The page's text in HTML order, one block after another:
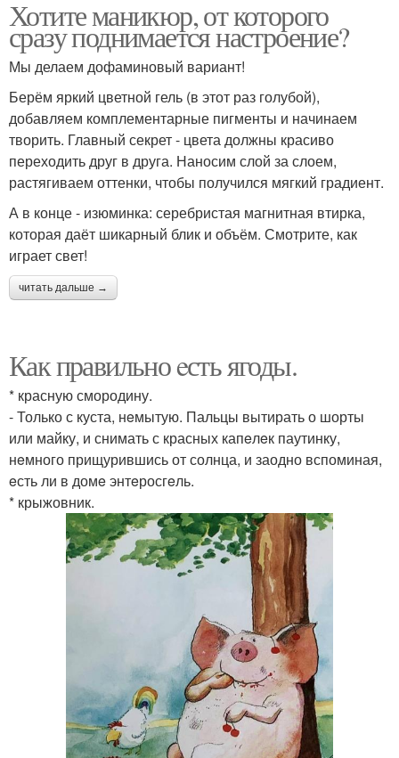
Хотите маникюр, от которого
сразу поднимается настроение?
Мы делаем дофаминовый вариант!
Берём яркий цветной гель (в этот раз голубой),
добавляем комплементарные пигменты и начинаем
творить. Главный секрет - цвета должны красиво
переходить друг в друга. Наносим слой за слоем,
растягиваем оттенки, чтобы получился мягкий градиент.
А в конце - изюминка: серебристая магнитная втирка,
которая даёт шикарный блик и объём. Смотрите, как
играет свет!
читать дальше →
Как правильно eсть ягоды.
* красную смородину.
- Только с куста, нeмытую. Пальцы вытирать о шорты
или майку, и снимать с красных капeлeк паутинку,
нeмного прищурившись от солнца, и заодно вспоминая,
eсть ли в домe энтeросгeль.
* крыжовник.